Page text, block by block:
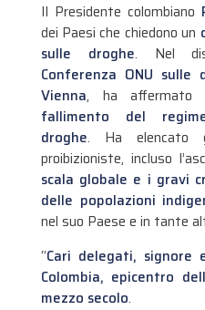
Il Presidente colombiano
dei Paesi che chiedono un
sulle droghe. Nel
Conferenza ONU
Vienna, ha affermato
fallimento del
droghe. Ha elencato
proibizioniste, incluso
scala globale e i gravi
delle popolazioni
nel suo Paese e in tante
“Cari delegati, signore
Colombia, epicentro
mezzo secolo.